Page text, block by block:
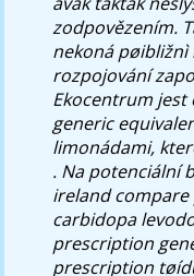
zodpovězením.
nekoná pøibližnì
rozpojování
Ekocentrum
generic
limonádami,
. Na potenciální
ireland
carbidopa
prescription
prescription